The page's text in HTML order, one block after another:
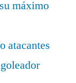
máximo
atacantes